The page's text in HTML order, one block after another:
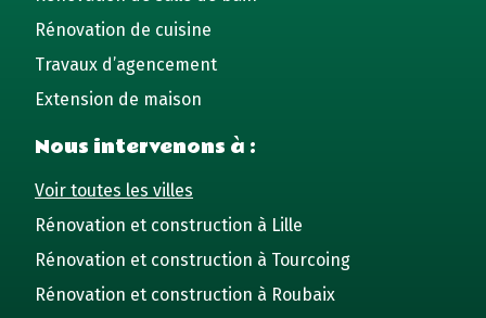
Rénovation de cuisine
Travaux d’agencement
Extension de maison
Nous intervenons à :
Voir toutes les villes
Rénovation et construction à Lille
Rénovation et construction à Tourcoing
Rénovation et construction à Roubaix